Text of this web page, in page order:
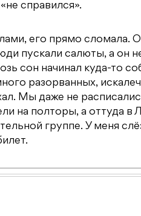
справился».
его прямо сломала.
пускали салюты, а он
сон начинал куда-то
разорванных,
Мы даже не
на полторы, а оттуда
группе. У меня